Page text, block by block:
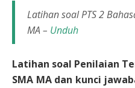
Latihan soal PTS 2
MA – Unduh
Latihan soal Penilaian
SMA MA dan kunci